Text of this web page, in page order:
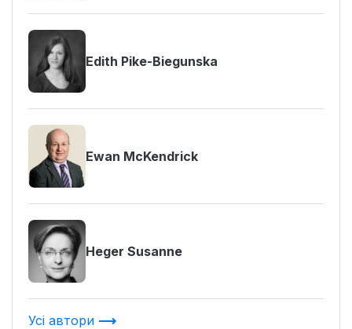
Edith Pike-Biegunska
Ewan McKendrick
Heger Susanne
Усі автори